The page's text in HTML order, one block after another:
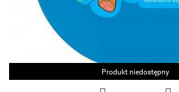
Produkt niedostępny